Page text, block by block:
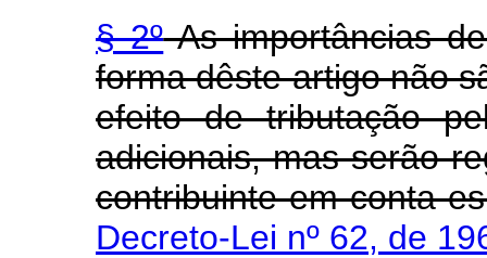
§ 2ºAs importâncias
forma dêste artigo não
efeito de tributação
adicionais, mas serão
contribuinte em conta
Decreto-Lei nº 62, de